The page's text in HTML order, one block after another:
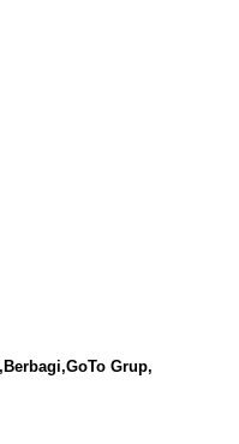
Berbagi GoTo Grup